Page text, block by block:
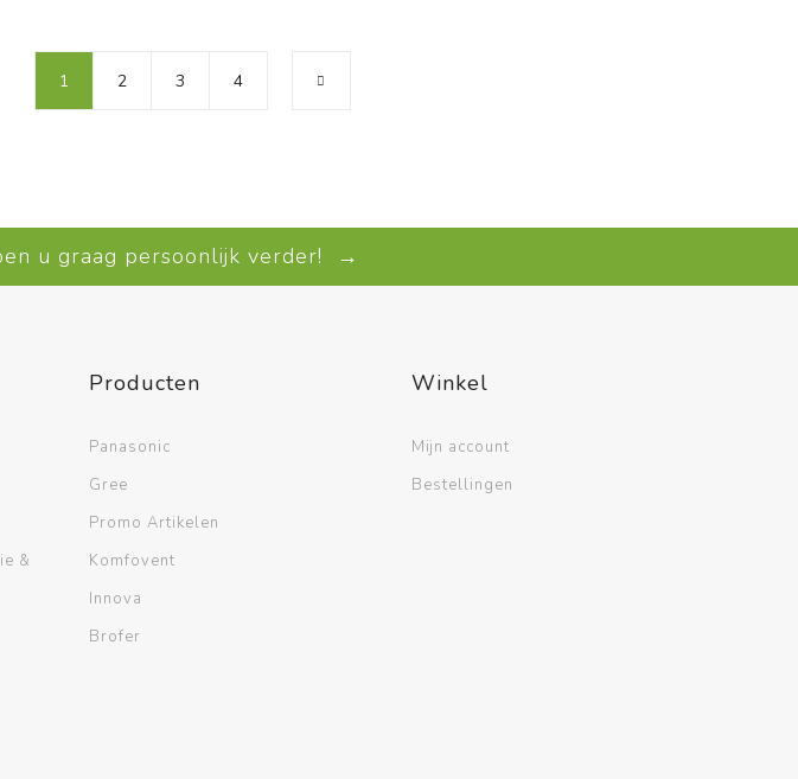
1 2 3 4
u graag persoonlijk verder! →
&
Producten
Panasonic
Gree
Promo Artikelen
Komfovent
Innova
Brofer
Winkel
Mijn account
Bestellingen